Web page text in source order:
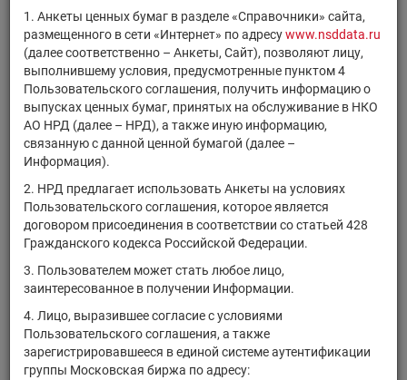
1. Анкеты ценных бумаг в разделе «Справочники» сайта,
размещенного в сети «Интернет» по адресуwww.nsddata.ru
(далее соответственно – Анкеты, Сайт), позволяют лицу,
выполнившему условия, предусмотренные пунктом 4
Пользовательского соглашения, получить информацию о
выпусках ценных бумаг, принятых на обслуживание в НКО
АО НРД (далее – НРД), а также иную информацию,
связанную с данной ценной бумагой (далее –
Информация).
2. НРД предлагает использовать Анкеты на условиях
Пользовательского соглашения, которое является
договором присоединения в соответствии со статьей 428
Гражданского кодекса Российской Федерации.
3. Пользователем может стать любое лицо,
заинтересованное в получении Информации.
4. Лицо, выразившее согласие с условиями
Пользовательского соглашения, а также
зарегистрировавшееся в единой системе аутентификации
группы Московская биржа по адресу:
Очистить фильтр
Поиск
РЕЗУЛЬТАТЫ ПОИСКА:
Ценные бумаги, находящиеся на обслуживании в НРД на
08.08.2026
Показано 61-80 из 21369 найденных ценных бумаг.
Код НРД Эмитент/ИФ/ИП
Тип
инструмента
номер